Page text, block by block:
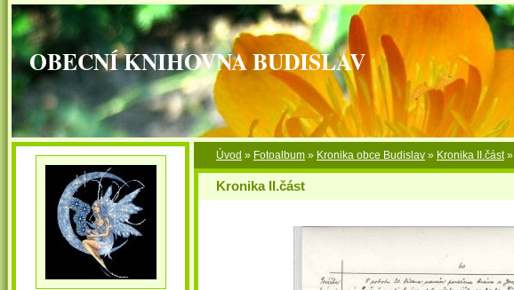
OBECNÍ KNIHOVNA BUDISLAV
Úvod » Fotoalbum » Kronika obce Budislav » Kronika II.část»
Kronika II.část